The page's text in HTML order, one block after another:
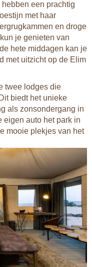
een prachtig
met haar
en droge
je genieten van
hete middagen kan je
met uitzicht op de Elim
twee lodges die
biedt het unieke
als zonsondergang in
eigen auto het park in
mooie plekjes van het